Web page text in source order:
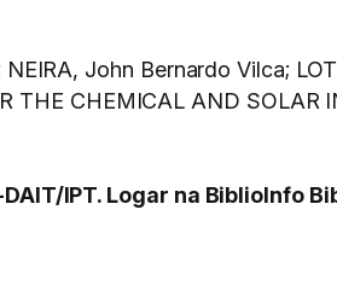
John Bernardo Vilca;
THE CHEMICAL AND SOLAR
IPT. Logar na BiblioInfo